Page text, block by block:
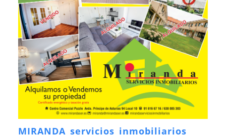
MIRANDA servicios inmobiliarios